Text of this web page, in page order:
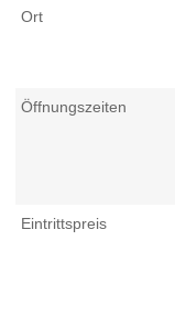
Ort
Öffnungszeiten
Eintrittspreis